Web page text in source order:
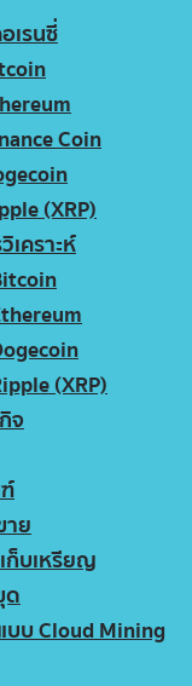
เรนซี่
Coin
(XRP)
เคราะห์
(XRP)
จ
าย
ก็บเหรียญ
ด
บบ Cloud Mining